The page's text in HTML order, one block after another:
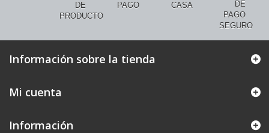
DE
PRODUCTO
PAGO
CASA
DE
PAGO
SEGURO
Información sobre la tienda
Mi cuenta
Información